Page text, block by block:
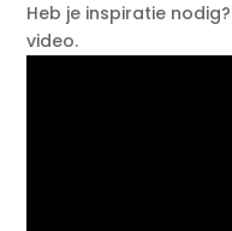
Heb je inspiratie
video.